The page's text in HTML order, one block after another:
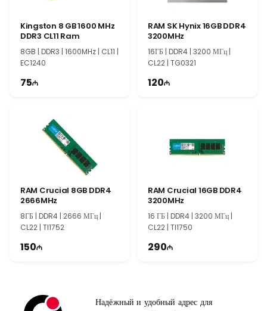
компьютеров
Adata XPG DDR4 8GB RAM подходит для модернизации
компьютера, увеличения объема памяти и сборки новых
систем. Модуль обеспечивает оптимальную
производительность для повседневных задач, легких игр,
Kingston 8 GB 1600 MHz
DDR3 CL11 Ram
8GB | DDR3 | 1600MHz | CL11 |
EC1240
75
RAM SK Hynix 16GB DDR4
3200MHz
16ГБ | DDR4 | 3200 МГц |
CL22 | TG0321
120
RAM Crucial 8GB DDR4
2666MHz
8ГБ | DDR4 | 2666 МГц |
CL22 | TI1752
150
RAM Crucial 16GB DDR4
3200MHz
16 ГБ | DDR4 | 3200 МГц |
CL22 | TI1750
290
Надёжный и удобный адрес для